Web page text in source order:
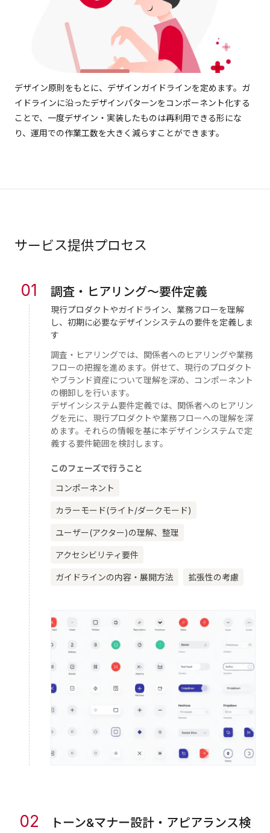
デザイン原則をもとに、デザインガイドラインを定めます。ガ
イドラインに沿ったデザインパターンをコンポーネント化する
ことで、一度デザイン・実装したものは再利用できる形にな
り、運用での作業工数を大きく減らすことができます。
サービス提供プロセス
01 調査・ヒアリング〜要件定義
現行プロダクトやガイドライン、業務フローを理解
し、初期に必要なデザインシステムの要件を定義しま
す
調査・ヒアリングでは、関係者へのヒアリングや業務
フローの把握を進めます。併せて、現行のプロダクト
やブランド資産について理解を深め、コンポーネント
の棚卸しを行います。
デザインシステム要件定義では、関係者へのヒアリン
グを元に、現行プロダクトや業務フローへの理解を深
めます。それらの情報を基に本デザインシステムで定
義する要件範囲を検討します。
このフェーズで行うこと
コンポーネント
カラーモード(ライト/ダークモード)
ユーザー(アクター)の理解、整理
アクセシビリティ要件
ガイドラインの内容・展開方法 拡張性の考慮
02 トーン&マナー設計・アピアランス検